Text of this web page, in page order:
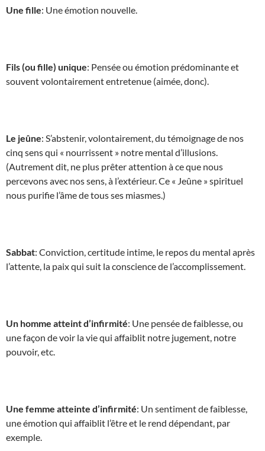
Une fille: Une émotion nouvelle.
Fils (ou fille) unique: Pensée ou émotion prédominante et
souvent volontairement entretenue (aimée, donc).
Le jeûne: S’abstenir, volontairement, du témoignage de nos
cinq sens qui « nourrissent » notre mental d’illusions.
(Autrement dit, ne plus prêter attention à ce que nous
percevons avec nos sens, à l’extérieur. Ce « Jeûne » spirituel
nous purifie l’âme de tous ses miasmes.)
Sabbat: Conviction, certitude intime, le repos du mental après
l’attente, la paix qui suit la conscience de l’accomplissement.
Un homme atteint d’infirmité: Une pensée de faiblesse, ou
une façon de voir la vie qui affaiblit notre jugement, notre
pouvoir, etc.
Une femme atteinte d’infirmité: Un sentiment de faiblesse,
une émotion qui affaiblit l’être et le rend dépendant, par
exemple.